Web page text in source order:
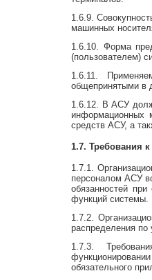
1.6.9.
машинных
1.6.10. Форма
(пользователем)
1.6.11.
общепринятыми в
1.6.12. В АСУ
информационных
средств АСУ, а
1.7. Требования
1.7.1.
персоналом АСУ
обязанностей
функций системы.
1.7.2.
распределения по
1.7.3.
обязательного